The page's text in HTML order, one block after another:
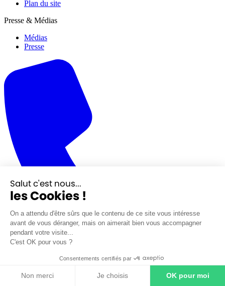
Plan du site
Presse & Médias
Médias
Presse
Salut c'est nous...
les Cookies !
On a attendu d'être sûrs que le contenu de ce site vous intéresse
avant de vous déranger, mais on aimerait bien vous accompagner
pendant votre visite...
C'est OK pour vous ?
Consentements certifiés par
Non merci Je choisis OK pour moi